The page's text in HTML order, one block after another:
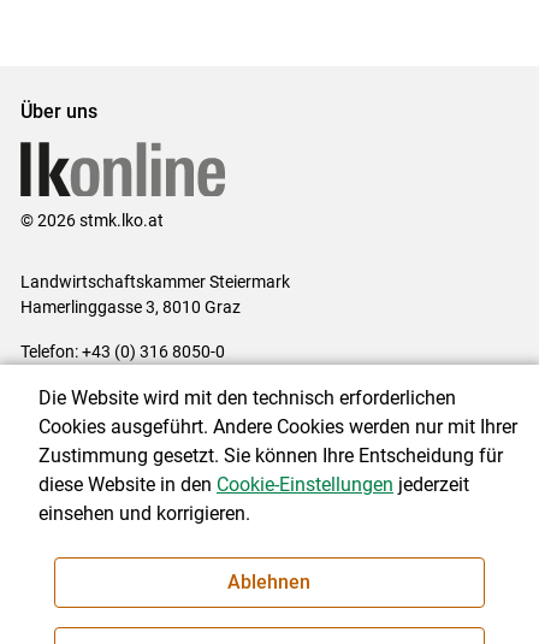
Über uns
© 2026 stmk.lko.at
Landwirtschaftskammer Steiermark
Hamerlinggasse 3, 8010 Graz
Telefon: +43 (0) 316 8050-0
Impressum|Kontakt|Datenschutzerklärung|Barrierefreiheit|
Cookie-Einstellungen
NEWSLETTER
Die Website wird mit den technisch erforderlichen
Cookies ausgeführt. Andere Cookies werden nur mit Ihrer
Zustimmung gesetzt. Sie können Ihre Entscheidung für
diese Website in den Cookie-Einstellungen jederzeit
einsehen und korrigieren.
Ablehnen